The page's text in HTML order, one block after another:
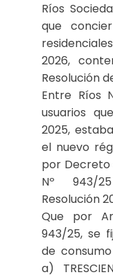
Ríos
que
2026,
Resolución
Entre Ríos
usuarios
2025,
el nuevo
por Decreto
Nº 943/
Resolución
Que por
943/25, se
de
a)